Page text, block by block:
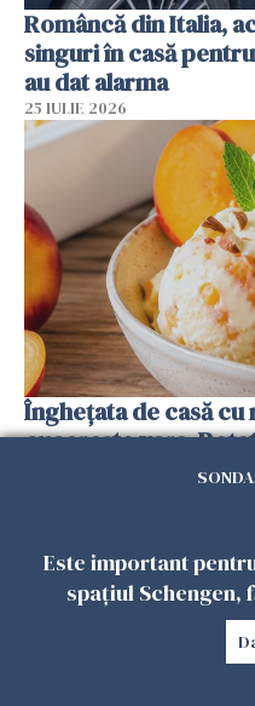
Româncă din Italia,
singuri în casă
au dat alarma
25 IULIE 2026
Înghețata de casă
cucerește vara.
câteva ingrediente
Este important
spațiul